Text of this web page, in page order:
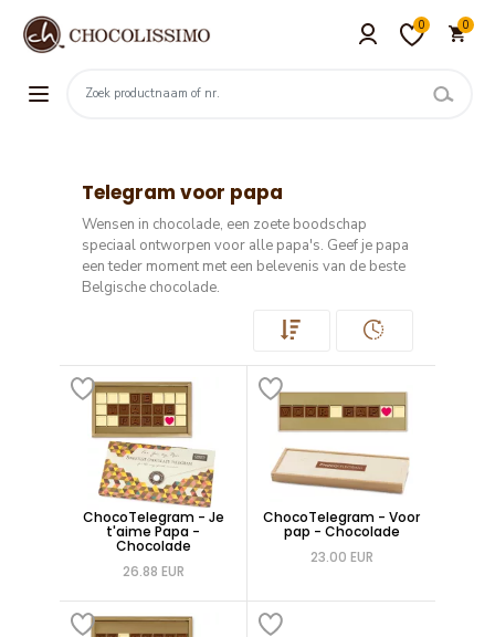
0 0
Telegram voor papa
Wensen in chocolade, een zoete boodschap
speciaal ontworpen voor alle papa's. Geef je papa
een teder moment met een belevenis van de beste
Belgische chocolade.
ChocoTelegram - Je
t'aime Papa -
Chocolade
26.88 EUR
ChocoTelegram - Voor
pap - Chocolade
23.00 EUR